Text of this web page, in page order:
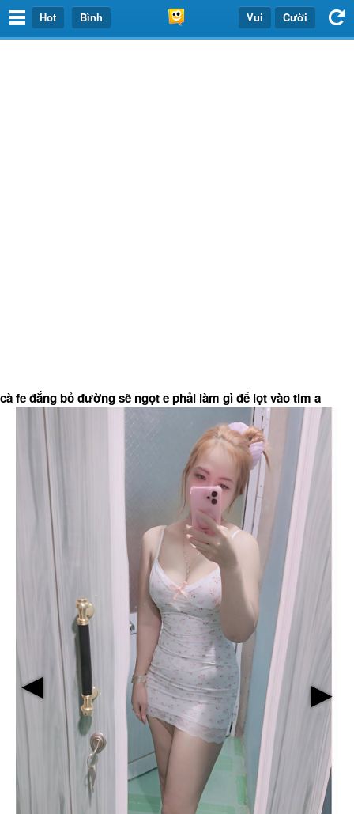
Hot Bình Cười
Vui
cà fe đắng bỏ đường sẽ ngọt e phải làm gì để lọt vào tim a
▶
▶